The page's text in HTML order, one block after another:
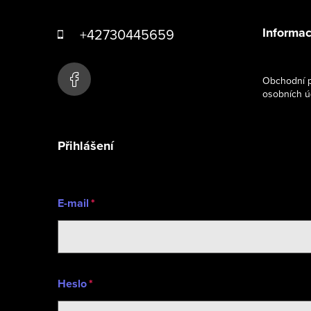
+42730445659
Obchodní
osobních
Přihlášení
E-mail
Heslo